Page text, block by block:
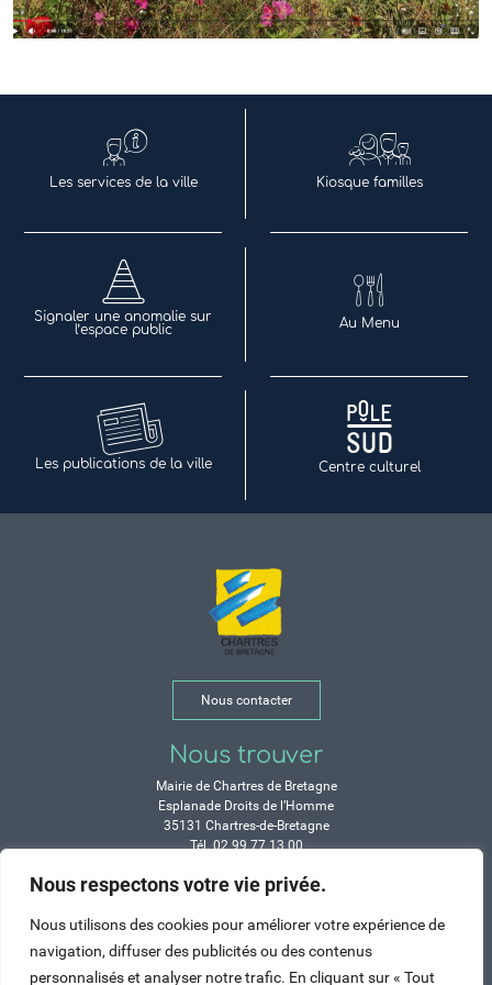
Nous respectons votre vie privée.
Nous utilisons des cookies pour améliorer votre expérience de
navigation, diffuser des publicités ou des contenus
personnalisés et analyser notre trafic. En cliquant sur « Tout
Les services de la ville Kiosque familles
Signaler une anomalie sur
l’espace public
Au Menu
Les publications de la ville Centre culturel
Nous contacter
Nous trouver
Mairie de Chartres de Bretagne
Esplanade Droits de l’Homme
35131 Chartres-de-Bretagne
Tél. 02 99 77 13 00
Horaires
Durant les congés d’été :
Lundi, mardi, mercredi et vendredi :
de 9h à 12h et de 14h à 17h